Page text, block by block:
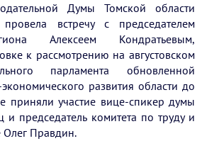
Думы Томской области
встречу с председателем
Алексеем Кондратьевым,
к рассмотрению на августовском
парламента обновленной
развития области до
приняли участие вице-спикер думы
и председатель комитета по труду и
Олег Правдин.